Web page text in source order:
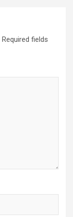
Required fields